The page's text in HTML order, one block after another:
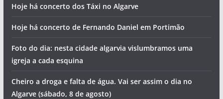
Hoje há concerto dos Táxi no Algarve
Hoje há concerto de Fernando Daniel em Portimão
Foto do dia: nesta cidade algarvia vislumbramos uma
igreja a cada esquina
Cheiro a droga e falta de água. Vai ser assim o dia no
Algarve (sábado, 8 de agosto)